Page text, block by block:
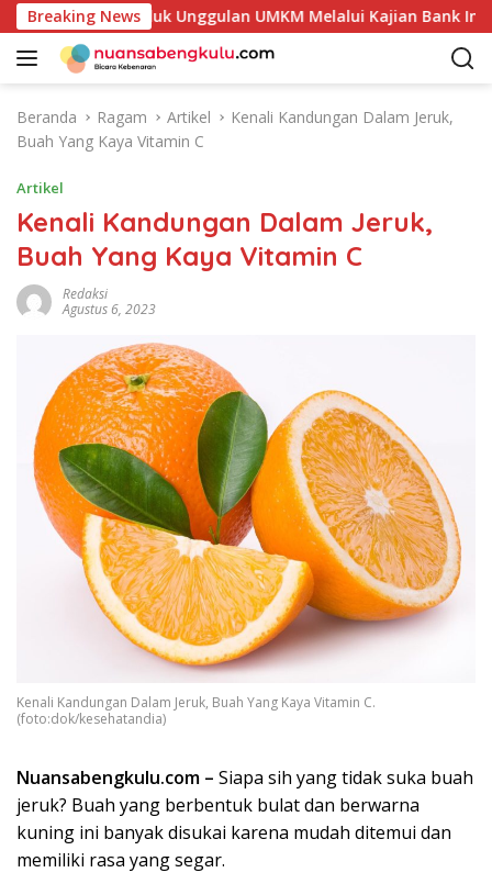
a
Breaking News
Produk Unggulan UMKM Melalui Kajian Bank Indonesia
Beranda Ragam Artikel
Kenali Kandungan Dalam Jeruk,
Buah Yang Kaya Vitamin C
Artikel
Kenali Kandungan Dalam Jeruk,
Buah Yang Kaya Vitamin C
Redaksi
Agustus 6, 2023
Kenali Kandungan Dalam Jeruk, Buah Yang Kaya Vitamin C.
(foto:dok/kesehatandia)
Nuansabengkulu.com – Siapa sih yang tidak suka buah
jeruk? Buah yang berbentuk bulat dan berwarna
kuning ini banyak disukai karena mudah ditemui dan
memiliki rasa yang segar.